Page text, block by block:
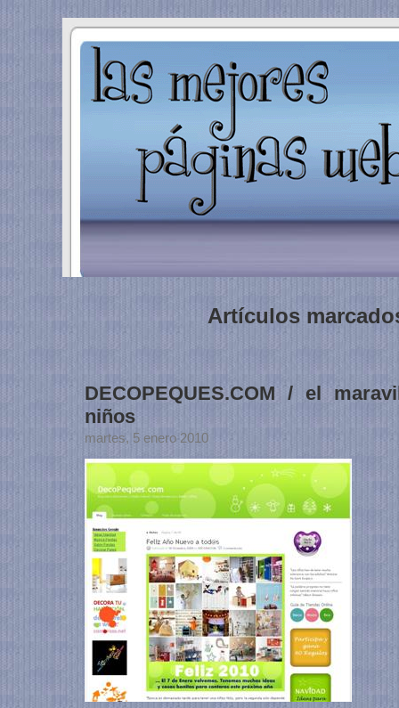
Artículos
DECOPEQUES.COM / el
niños
martes, 5 enero 2010